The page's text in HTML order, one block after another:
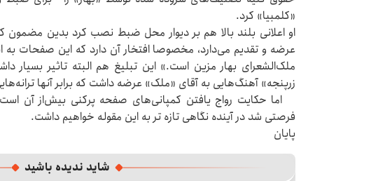
«کلمبیا» کرد.
او اعلانی بلند بالا هم بر دیوار محل ضبط نصب کرد بدین مضمون
عرضه و تقدیم می‌دارد، مخصوصا افتخار آن دارد که این صفحات
ملک‌الشعرای بهار مزین است.» این تبلیغ هم البته تاثیر بسیار
زرپنجه» آهنگ‌هایی به آقای «ملک» عرضه داشت که برابر آنها
اما حکایت رواج یافتن کمپانی‌های صفحه پرکنی بیش‌از آن
فرصتی شد در آینده نگاهی تازه تر به این مقوله خواهیم داشت.
پایان
شاید ندیده باشید